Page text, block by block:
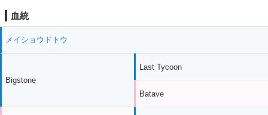
血統
メイショウドトウ
Bigstone
Last Tycoon
Batave